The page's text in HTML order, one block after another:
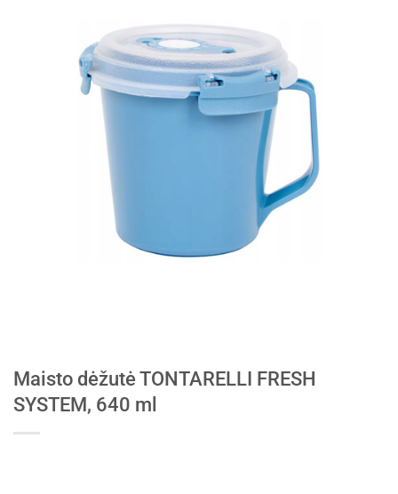
Maisto dėžutė TONTARELLI FRESH
SYSTEM, 640 ml